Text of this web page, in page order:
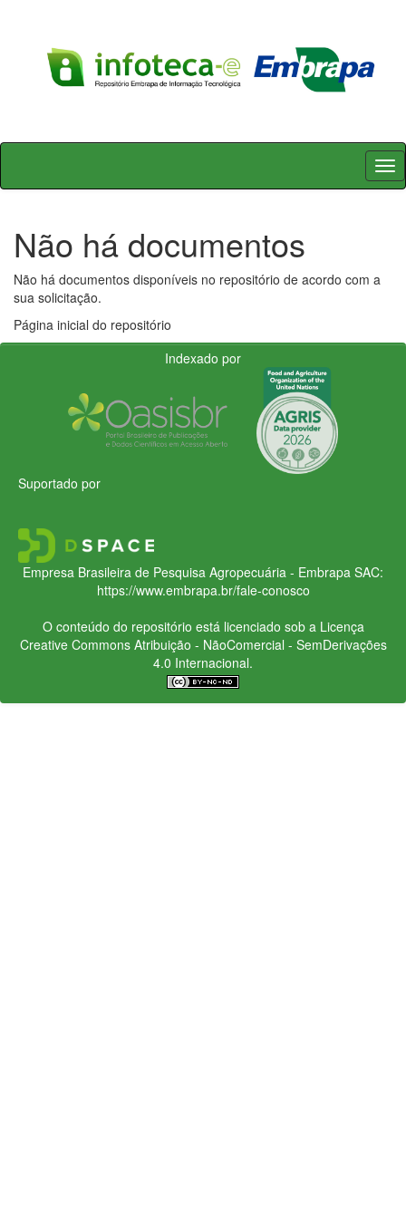
Skip
Não há documentos
Não há documentos disponíveis no repositório de acordo com a
sua solicitação.
Página inicial do repositório
Indexado por
Suportado por
Empresa Brasileira de Pesquisa Agropecuária - Embrapa SAC:
https://www.embrapa.br/fale-conosco
O conteúdo do repositório está licenciado sob a Licença
Creative CommonsAtribuição - NãoComercial - SemDerivações
4.0 Internacional.